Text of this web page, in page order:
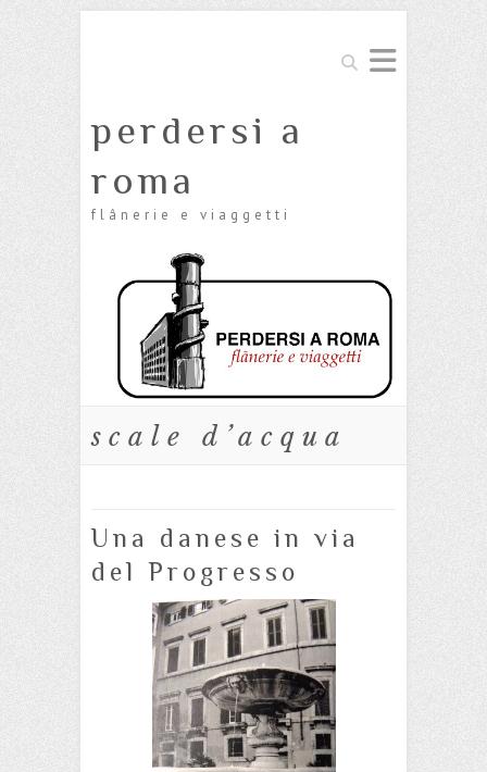
Cerca
perdersi a
roma
flânerie e viaggetti
scale d’acqua
Una danese in via
del Progresso